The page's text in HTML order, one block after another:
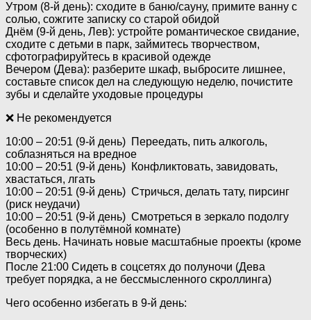
Утром (8-й день): сходите в баню/сауну, примите ванну с
солью, сожгите записку со старой обидой
Днём (9-й день, Лев): устройте романтическое свидание,
сходите с детьми в парк, займитесь творчеством,
сфотографируйтесь в красивой одежде
Вечером (Дева): разберите шкаф, выбросите лишнее,
составьте список дел на следующую неделю, почистите
зубы и сделайте уходовые процедуры
❌ Не рекомендуется
10:00 – 20:51 (9-й день) Переедать, пить алкоголь,
соблазняться на вредное
10:00 – 20:51 (9-й день) Конфликтовать, завидовать,
хвастаться, лгать
10:00 – 20:51 (9-й день) Стричься, делать тату, пирсинг
(риск неудачи)
10:00 – 20:51 (9-й день) Смотреться в зеркало подолгу
(особенно в полутёмной комнате)
Весь день. Начинать новые масштабные проекты (кроме
творческих)
После 21:00 Сидеть в соцсетях до полуночи (Дева
требует порядка, а не бессмысленного скроллинга)
Чего особенно избегать в 9-й день: